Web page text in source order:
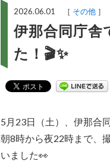
2026.06.01 ［ その他 ］
伊那合同庁舎
た！🎬✨
5月23日（土）、伊那合
朝8時から夜22時まで、
いました👀